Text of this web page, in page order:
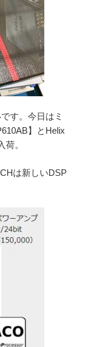
す。今日はミ
】とHelix
。
は新しいDSP